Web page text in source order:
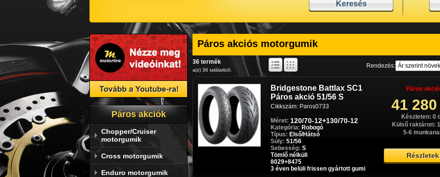
Páros akciós motorgumik
36 termék
a(z) 36 találatból.
Rendezés:
Bridgestone Battlax SC1
Páros akció 51/56 S
Cikkszám: Paros0733
Méret: 120/70-12+130/70-12
Kategória: Robogó
Típus: Első/Hátsó
Súly: 51/56
Sebesség: S
Tömlő nélküli
8029+8475
3 éven belüli frissen gyártott gumi
Páros akció
41
Készleten: 0
Külső raktáron:
5-6
Részletek
Páros akciók
Chopper/Cruiser
motorgumik
Cross motorgumik
Enduro motorgumik